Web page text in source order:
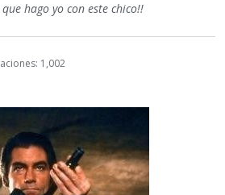
que hago yo con este chico!!
1,002